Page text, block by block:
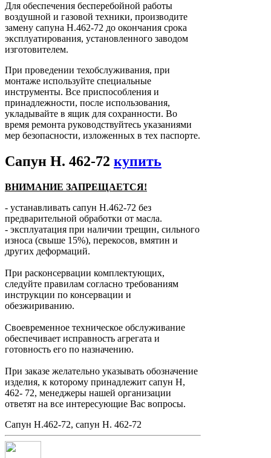
Для обеспечения бесперебойной работы
воздушной и газовой техники, производите
замену сапуна Н.462-72 до окончания срока
эксплуатирования, установленного заводом
изготовителем.
При проведении техобслуживания, при
монтаже используйте специальные
инструменты. Все приспособления и
принадлежности, после использования,
укладывайте в ящик для сохранности. Во
время ремонта руководствуйтесь указаниями
мер безопасности, изложенных в тех паспорте.
Сапун Н. 462-72 купить
ВНИМАНИЕ ЗАПРЕЩАЕТСЯ!
- устанавливать сапун Н.462-72 без
предварительной обработки от масла.
- эксплуатация при наличии трещин, сильного
износа (свыше 15%), перекосов, вмятин и
других деформаций.
При расконсервации комплектующих,
следуйте правилам согласно требованиям
инструкции по консервации и
обезжириванию.
Своевременное техническое обслуживание
обеспечивает исправность агрегата и
готовность его по назначению.
При заказе желательно указывать обозначение
изделия, к которому принадлежит сапун Н,
462- 72, менеджеры нашей организации
ответят на все интересующие Вас вопросы.
Сапун Н.462-72, сапун Н. 462-72